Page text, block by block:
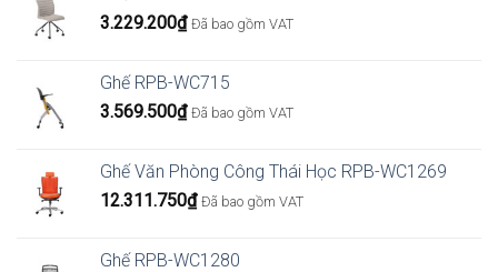
3.229.200₫ Đã bao gồm VAT
Ghế RPB-WC715
3.569.500₫ Đã bao gồm VAT
Ghế Văn Phòng Công Thái Học RPB-WC1269
12.311.750₫ Đã bao gồm VAT
Ghế RPB-WC1280